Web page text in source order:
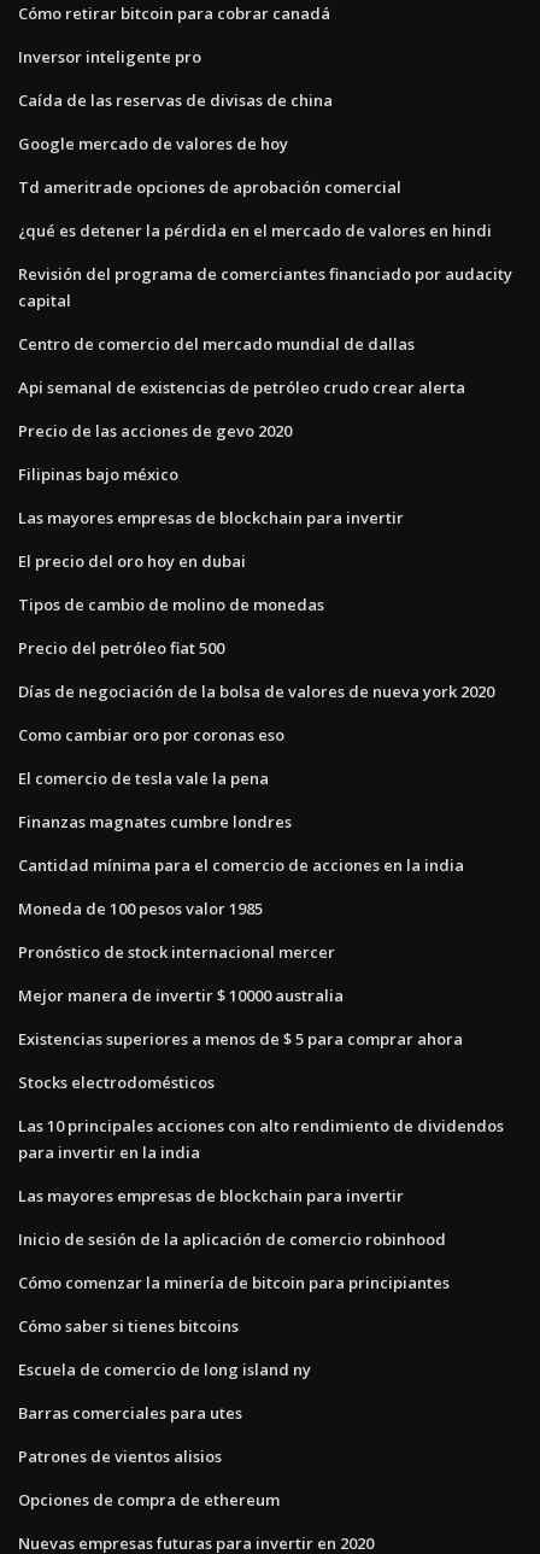
Cómo retirar bitcoin para cobrar canadá
Inversor inteligente pro
Caída de las reservas de divisas de china
Google mercado de valores de hoy
Td ameritrade opciones de aprobación comercial
¿qué es detener la pérdida en el mercado de valores en hindi
Revisión del programa de comerciantes financiado por audacity
capital
Centro de comercio del mercado mundial de dallas
Api semanal de existencias de petróleo crudo crear alerta
Precio de las acciones de gevo 2020
Filipinas bajo méxico
Las mayores empresas de blockchain para invertir
El precio del oro hoy en dubai
Tipos de cambio de molino de monedas
Precio del petróleo fiat 500
Días de negociación de la bolsa de valores de nueva york 2020
Como cambiar oro por coronas eso
El comercio de tesla vale la pena
Finanzas magnates cumbre londres
Cantidad mínima para el comercio de acciones en la india
Moneda de 100 pesos valor 1985
Pronóstico de stock internacional mercer
Mejor manera de invertir $ 10000 australia
Existencias superiores a menos de $ 5 para comprar ahora
Stocks electrodomésticos
Las 10 principales acciones con alto rendimiento de dividendos
para invertir en la india
Las mayores empresas de blockchain para invertir
Inicio de sesión de la aplicación de comercio robinhood
Cómo comenzar la minería de bitcoin para principiantes
Cómo saber si tienes bitcoins
Escuela de comercio de long island ny
Barras comerciales para utes
Patrones de vientos alisios
Opciones de compra de ethereum
Nuevas empresas futuras para invertir en 2020